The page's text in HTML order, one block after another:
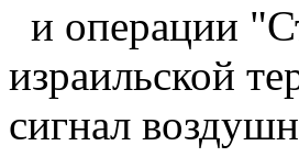
и операции
израильской
сигнал